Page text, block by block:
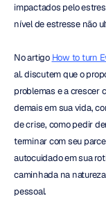
impactados pelo
nível de estresse não
No artigo How to turn
al. discutem que o
problemas e a crescer
demais em sua vida,
de crise, como pedir
terminar com seu
autocuidado em sua
caminhada na
pessoal.